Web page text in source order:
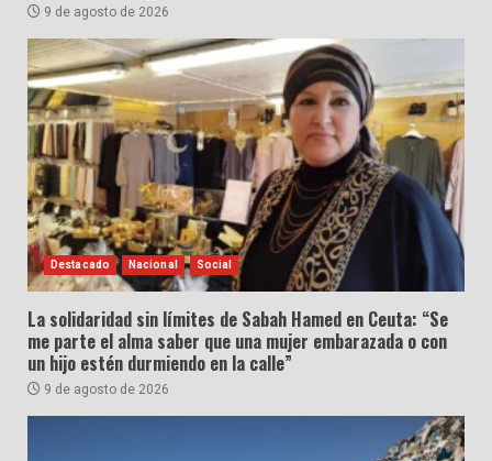
9 de agosto de 2026
Destacado Nacional Social
La solidaridad sin límites de Sabah Hamed en Ceuta: “Se
me parte el alma saber que una mujer embarazada o con
un hijo estén durmiendo en la calle”
9 de agosto de 2026